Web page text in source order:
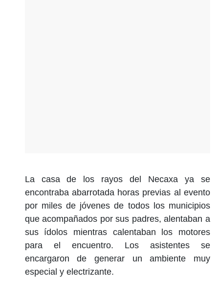
La casa de los rayos del Necaxa ya se
encontraba abarrotada horas previas al evento
por miles de jóvenes de todos los municipios
que acompañados por sus padres, alentaban a
sus ídolos mientras calentaban los motores
para el encuentro. Los asistentes se
encargaron de generar un ambiente muy
especial y electrizante.